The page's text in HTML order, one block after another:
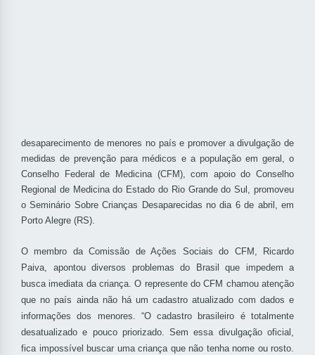
desaparecimento de menores no país e promover a divulgação de
medidas de prevenção para médicos e a população em geral, o
Conselho Federal de Medicina (CFM), com apoio do Conselho
Regional de Medicina do Estado do Rio Grande do Sul, promoveu
o Seminário Sobre Crianças Desaparecidas no dia 6 de abril, em
Porto Alegre (RS).
O membro da Comissão de Ações Sociais do CFM, Ricardo
Paiva, apontou diversos problemas do Brasil que impedem a
busca imediata da criança. O represente do CFM chamou atenção
que no país ainda não há um cadastro atualizado com dados e
informações dos menores. “O cadastro brasileiro é totalmente
desatualizado e pouco priorizado. Sem essa divulgação oficial,
fica impossível buscar uma criança que não tenha nome ou rosto.